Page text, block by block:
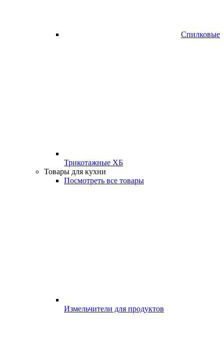
Спилковые
Трикотажные ХБ
Товары для кухни
Посмотреть все товары
Измельчители для продуктов